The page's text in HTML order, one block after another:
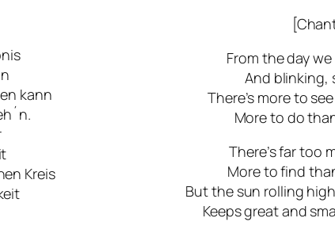
kann
Kreis
From the day
And blinking,
There’s more to
More to do
There’s far too
More to find
But the sun rolling
Keeps great and